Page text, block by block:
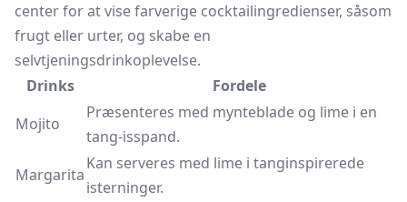
center for at vise farverige cocktailingredienser, såsom
frugt eller urter, og skabe en
selvtjeningsdrinkoplevelse.
Drinks
Fordele
Mojito
Præsenteres med mynteblade og lime i en
tang-isspand.
Margarita
Kan serveres med lime i tanginspirerede
isterninger.